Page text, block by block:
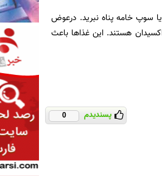
سوپ خامه پناه نبرید. درعوض
هستند. این غذاها باعث
پسندیدم 0